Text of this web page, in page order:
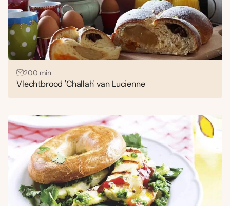
200 min
Vlechtbrood 'Challah' van Lucienne